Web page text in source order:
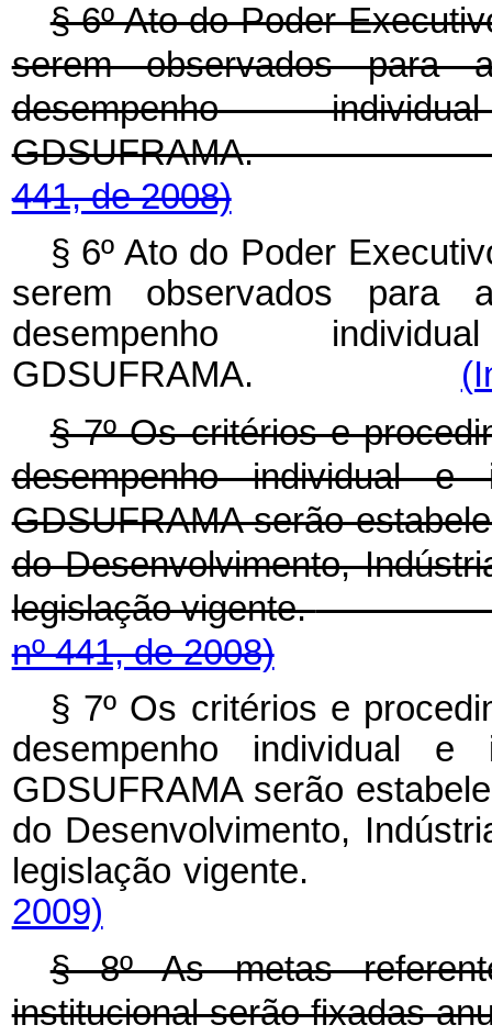
§ 6º Ato do Poder
serem observados para
desempenho
441, de 2008)
§ 6º Ato do Poder
serem observados para
desempenho
GDSUFRAMA.
§ 7º Os critérios e
desempenho individual
GDSUFRAMA serão
do Desenvolvimento,
legislação vigente.
nº 441, de 2008)
§ 7º Os critérios e
desempenho individual
GDSUFRAMA serão
do Desenvolvimento,
legislação
2009)
§ 8º As metas
institucional serão fixadas